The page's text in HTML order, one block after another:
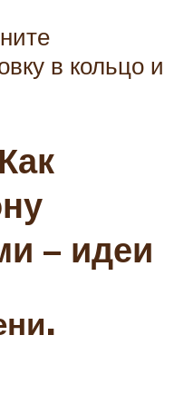
в кольцо и
– идеи